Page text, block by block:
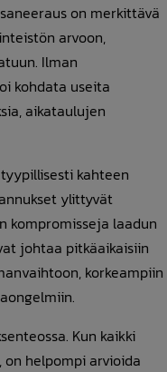
saneeraus on merkittävä
arvoon,
Ilman
kohdata useita
aikataulujen
kahteen
ylittyvät
kompromisseja laadun
johtaa pitkäaikaisiin
korkeampiin
Kun kaikki
on helpompi arvioida